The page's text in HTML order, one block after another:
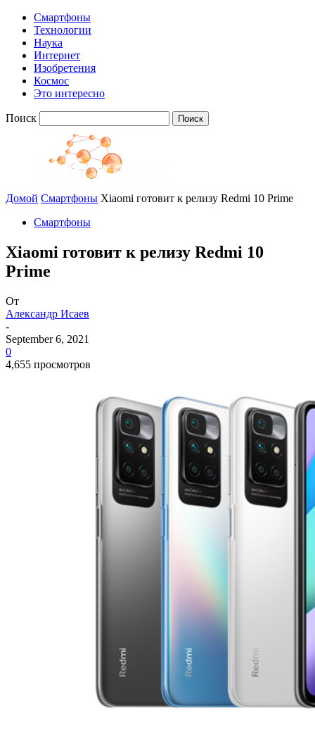
Смартфоны
Технологии
Наука
Интернет
Изобретения
Космос
Это интересно
Поиск
Домой Смартфоны Xiaomi готовит к релизу Redmi 10 Prime
Смартфоны
Xiaomi готовит к релизу Redmi 10
Prime
От
Александр Исаев
-
September 6, 2021
0
4,655 просмотров